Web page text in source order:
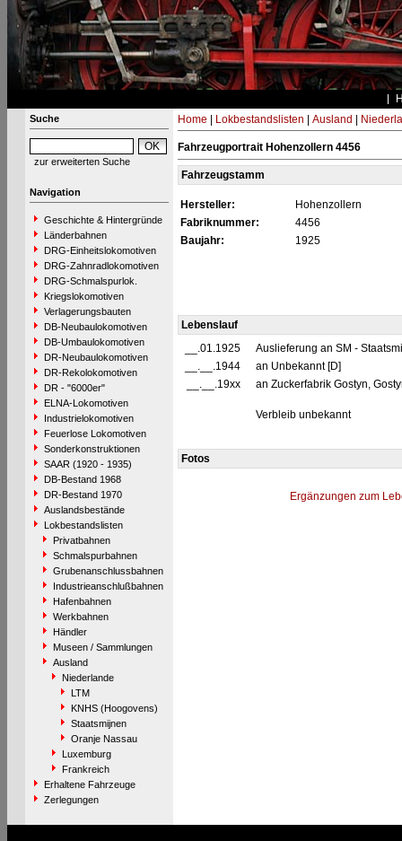
Suche
zur erweiterten Suche
Navigation
Geschichte & Hintergründe
Länderbahnen
DRG-Einheitslokomotiven
DRG-Zahnradlokomotiven
DRG-Schmalspurlok.
Kriegslokomotiven
Verlagerungsbauten
DB-Neubaulokomotiven
DB-Umbaulokomotiven
DR-Neubaulokomotiven
DR-Rekolokomotiven
DR - "6000er"
ELNA-Lokomotiven
Industrielokomotiven
Feuerlose Lokomotiven
Sonderkonstruktionen
SAAR (1920 - 1935)
DB-Bestand 1968
DR-Bestand 1970
Auslandsbestände
Lokbestandslisten
Privatbahnen
Schmalspurbahnen
Grubenanschlussbahnen
Industrieanschlußbahnen
Hafenbahnen
Werkbahnen
Händler
Museen / Sammlungen
Ausland
Niederlande
LTM
KNHS (Hoogovens)
Staatsmijnen
Oranje Nassau
Luxemburg
Frankreich
Erhaltene Fahrzeuge
Zerlegungen
Home Lokbestandslisten Ausland
Fahrzeugportrait Hohenzollern 4456
Fahrzeugstamm
Hersteller:
Hohenzollern
Fabriknummer:
4456
Baujahr:
1925
Lebenslauf
__.01.1925
Auslieferung an SM -
__.__.1944
an Unbekannt [D]
__.__.19xx
an Zuckerfabrik Gostyn,
Verbleib unbekannt
Fotos
Ergänzungen zum